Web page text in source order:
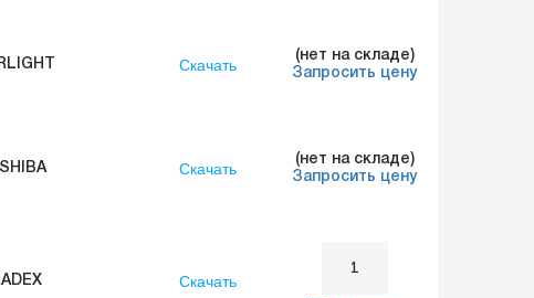
Скачать
(нет на складе)
Запросить цену
Скачать
(нет на складе)
Запросить цену
Скачать